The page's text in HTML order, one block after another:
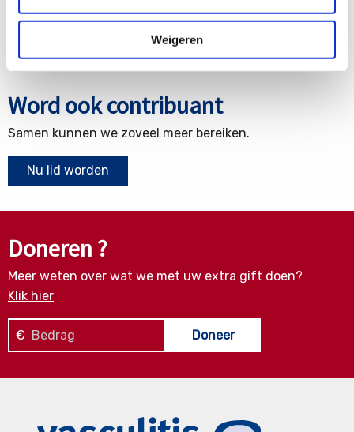
Weigeren
Word ook contribuant
Samen kunnen we zoveel meer bereiken.
Nu lid worden
Doneren ?
Meer weten over wat we met uw extra gift doen?
Klik hier
€ Doneer